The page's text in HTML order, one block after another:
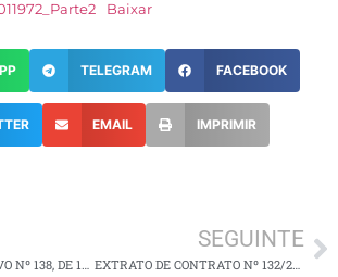
Baixar
TELEGRAM FACEBOOK
EMAIL IMPRIMIR
DECRETO EXECUTIVO Nº 138, DE 13 DE SETEMBRO DE 2025
SEGUINTE
EXTRATO DE CONTRATO Nº 132/2025